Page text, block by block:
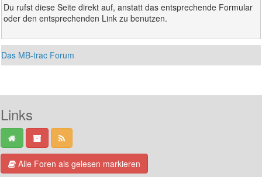
Du rufst diese Seite direkt auf, anstatt das entsprechende Formular
oder den entsprechenden Link zu benutzen.
Das MB-trac Forum
Links
Alle Foren als gelesen markieren